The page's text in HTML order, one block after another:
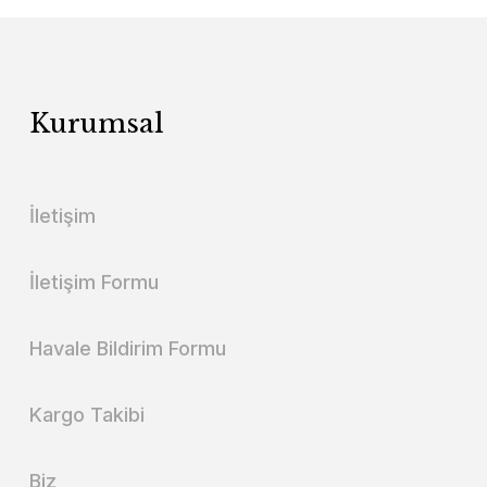
Kurumsal
İletişim
İletişim Formu
Havale Bildirim Formu
Kargo Takibi
Biz